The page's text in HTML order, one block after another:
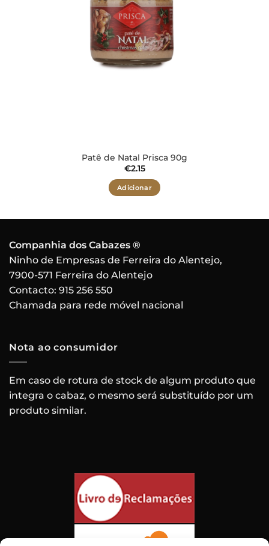
Patê de Natal Prisca 90g
€2.15
Adicionar
Companhia dos Cabazes ®
Ninho de Empresas de Ferreira do Alentejo,
7900-571 Ferreira do Alentejo
Contacto: 915 256 550
Chamada para rede móvel nacional
Nota ao consumidor
Em caso de rotura de stock de algum produto que
integra o cabaz, o mesmo será substituído por um
produto similar.